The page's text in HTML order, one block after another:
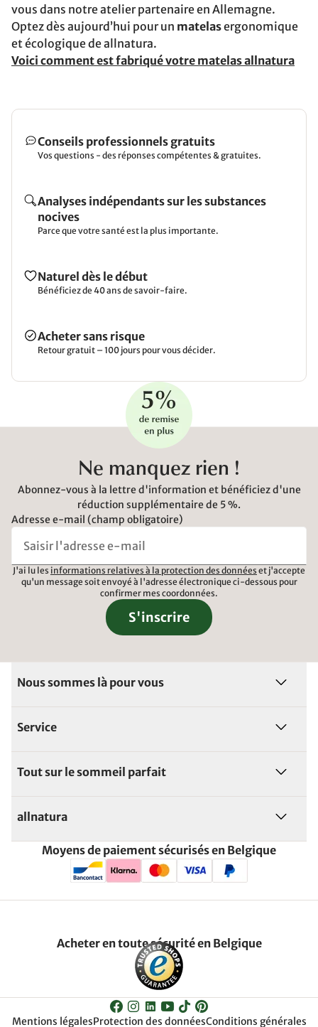
vous dans notre atelier partenaire en Allemagne.
Optez dès aujourd’hui pour un matelasergonomique
et écologique de allnatura.
Voici comment est fabriqué votre matelas allnatura
Conseils professionnels gratuits
Vos questions - des réponses compétentes & gratuites.
Analyses indépendants sur les substances
nocives
Parce que votre santé est la plus importante.
Naturel dès le début
Bénéficiez de 40 ans de savoir-faire.
Acheter sans risque
Retour gratuit – 100 jours pour vous décider.
Ne manquez rien !
Abonnez-vous à la lettre d'information et bénéficiez d'une
réduction supplémentaire de 5 %.
Adresse e-mail (champ obligatoire)
J'ai lu les informations relatives à la protection des données et j'accepte
qu'un message soit envoyé à l'adresse électronique ci-dessous pour
confirmer mes coordonnées.
S'inscrire
Nous sommes là pour vous
Service
Tout sur le sommeil parfait
allnatura
Moyens de paiement sécurisés en Belgique
Acheter en toute sécurité en Belgique
Mentions légalesProtection des donnéesConditions générales